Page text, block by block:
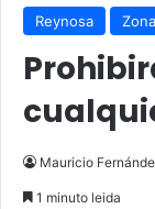
Reynosa
Mauricio
1 minuto leida